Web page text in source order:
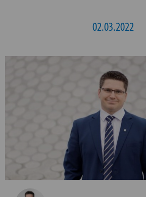
02.03.2022